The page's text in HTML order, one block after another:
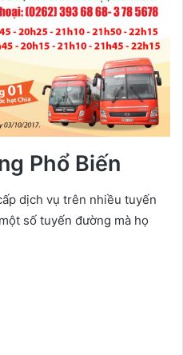
Phổ Biến
dịch vụ trên nhiều tuyến
số tuyến đường mà họ